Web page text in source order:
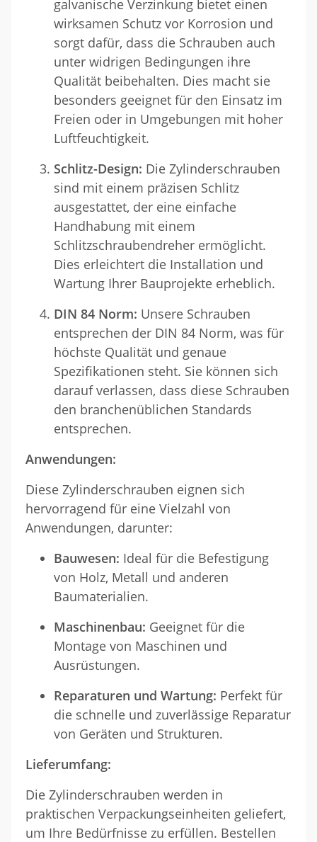
galvanische Verzinkung bietet einen
wirksamen Schutz vor Korrosion und
sorgt dafür, dass die Schrauben auch
unter widrigen Bedingungen ihre
Qualität beibehalten. Dies macht sie
besonders geeignet für den Einsatz im
Freien oder in Umgebungen mit hoher
Luftfeuchtigkeit.
Schlitz-Design: Die Zylinderschrauben
sind mit einem präzisen Schlitz
ausgestattet, der eine einfache
Handhabung mit einem
Schlitzschraubendreher ermöglicht.
Dies erleichtert die Installation und
Wartung Ihrer Bauprojekte erheblich.
DIN 84 Norm: Unsere Schrauben
entsprechen der DIN 84 Norm, was für
höchste Qualität und genaue
Spezifikationen steht. Sie können sich
darauf verlassen, dass diese Schrauben
den branchenüblichen Standards
entsprechen.
Anwendungen:
Diese Zylinderschrauben eignen sich
hervorragend für eine Vielzahl von
Anwendungen, darunter:
Bauwesen: Ideal für die Befestigung
von Holz, Metall und anderen
Baumaterialien.
Maschinenbau: Geeignet für die
Montage von Maschinen und
Ausrüstungen.
Reparaturen und Wartung: Perfekt für
die schnelle und zuverlässige Reparatur
von Geräten und Strukturen.
Lieferumfang:
Die Zylinderschrauben werden in
praktischen Verpackungseinheiten geliefert,
um Ihre Bedürfnisse zu erfüllen. Bestellen